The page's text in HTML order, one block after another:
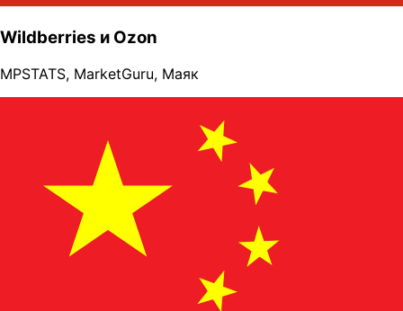
Wildberries и Ozon
MPSTATS, MarketGuru, Маяк